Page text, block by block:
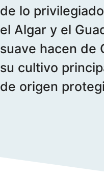
de lo
el Algar y el
suave hacen de
su cultivo
de origen